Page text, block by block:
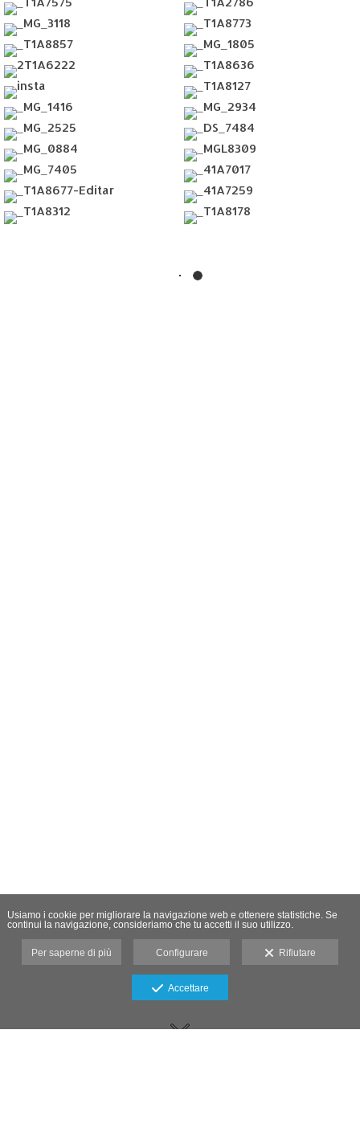
Usiamo i cookie per migliorare la navigazione web e ottenere statistiche. Se
continui la navigazione, consideriamo che tu accetti il suo utilizzo.
Per saperne di più Configurare Rifiutare
Accettare